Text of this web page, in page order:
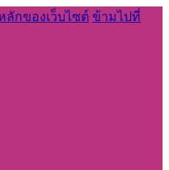
ลักของเว็บไซต์ ข้ามไปที่